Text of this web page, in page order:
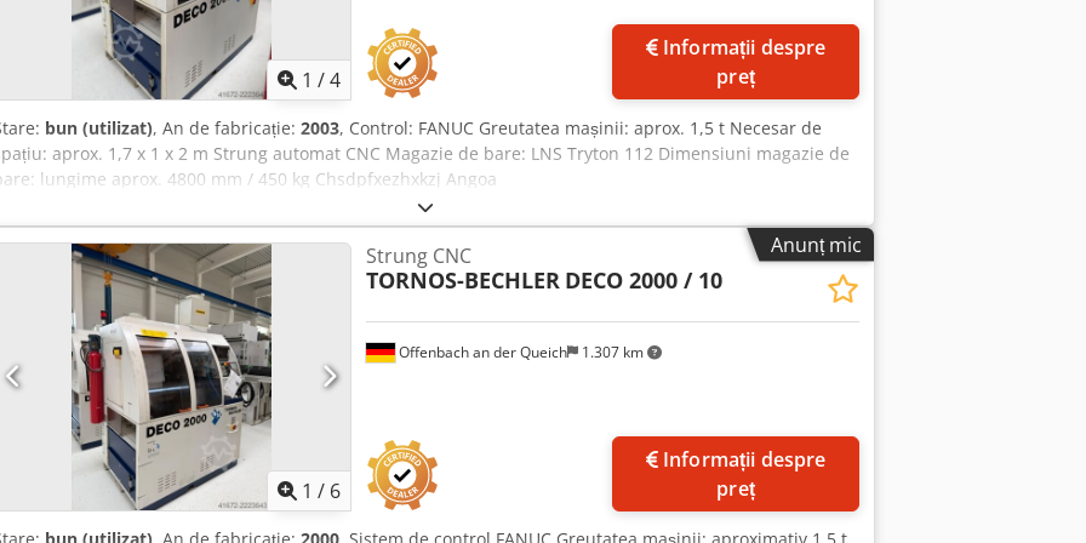
răcire > Soluții de automatizare opționale: Cu sistemul nostru ULoad sau cu o soluție personalizată, de
exemplu de la rbc robotics, DVS UGrind funcționează și în modul complet automat.
1 /4
Informații despre
preț
bun (utilizat), An de fabricație: 2003, Control: FANUC Greutatea mașinii: aprox. 1,5 t Necesar de
aprox. 1,7 x 1 x 2 m Strung automat CNC Magazie de bare: LNS Tryton 112 Dimensiuni magazie de
lungime aprox. 4800 mm / 450 kg Chsdpfxezhxkzj Angoa
Anunț mic
1 / 6
Offenbach an der Queich 1.307 km
Strung CNC
TORNOS-BECHLER DECO 2000 / 10
Informații despre
preț
bun (utilizat) , An de fabricație: 2000 , Sistem de control FANUC Greutatea mașinii: aproximativ 1,5 t